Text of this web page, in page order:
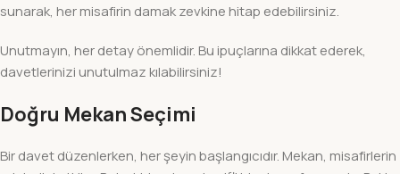
sunarak, her misafirin damak zevkine hitap edebilirsiniz.
Unutmayın, her detay önemlidir. Bu ipuçlarına dikkat ederek,
davetlerinizi unutulmaz kılabilirsiniz!
Doğru Mekan Seçimi
Bir davet düzenlerken, her şeyin başlangıcıdır. Mekan, misafirlerin